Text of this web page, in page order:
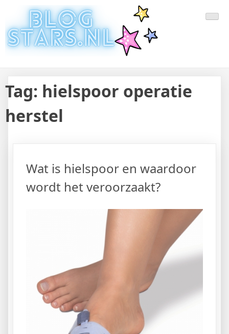
Doorgaan
inhoud
Laatste Nieuws Uit De Media
Van Nederland En Buitenland
Blogger Nieuws, Tips, Trends en Aanbiedingen
Tag: hielspoor operatie
herstel
Wat is hielspoor en waardoor
wordt het veroorzaakt?